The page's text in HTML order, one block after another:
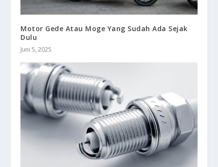
Motor Gede Atau Moge Yang Sudah Ada Sejak
Dulu
Juni 5, 2025